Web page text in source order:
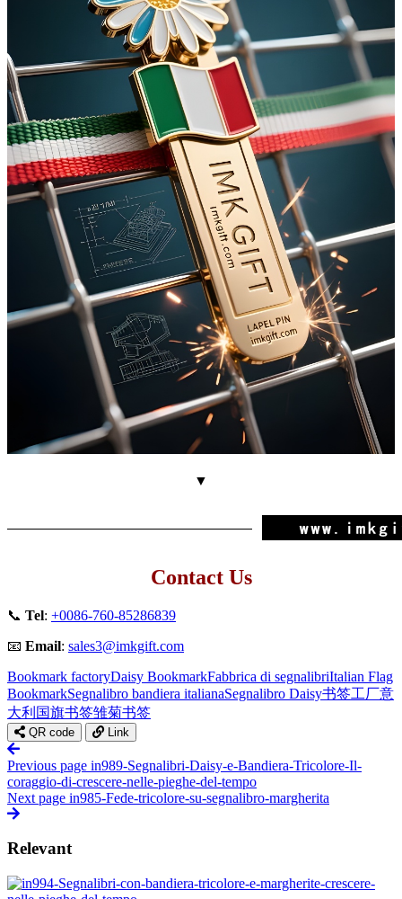
▼
Contact Us
📞 Tel: +0086-760-85286839
📧 Email: sales3@imkgift.com
Bookmark factoryDaisy BookmarkFabbrica di segnalibriItalian Flag
BookmarkSegnalibro bandiera italianaSegnalibro Daisy书签工厂意
大利国旗书签雏菊书签
QR code Link
Previous page in989-Segnalibri-Daisy-e-Bandiera-Tricolore-Il-
coraggio-di-crescere-nelle-pieghe-del-tempo
Next page in985-Fede-tricolore-su-segnalibro-margherita
Relevant